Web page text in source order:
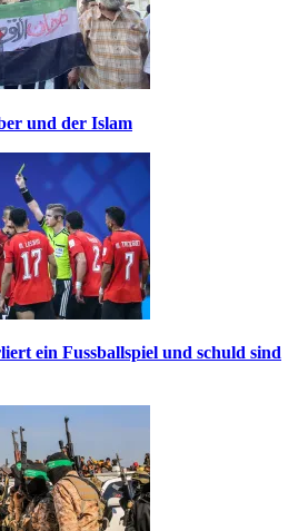
und der Islam
ein Fussballspiel und schuld sind